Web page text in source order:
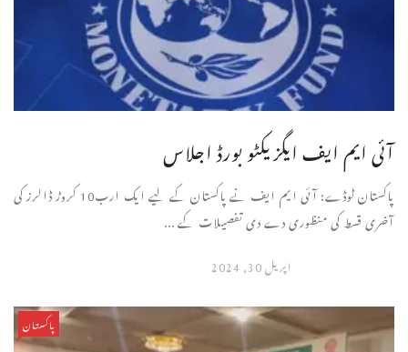
آئی ایم ایف ایگزیکٹو بورڈ اجلاس
پاکستان ٹوڈے: آئی ایم ایف نے پاکستان کے لیے ایک ارب10 کروڑ ڈالرز کی
آخری قسط کی منظوری دے دی تفصیلات کے ...
اپریل 30, 2024
پاکستان